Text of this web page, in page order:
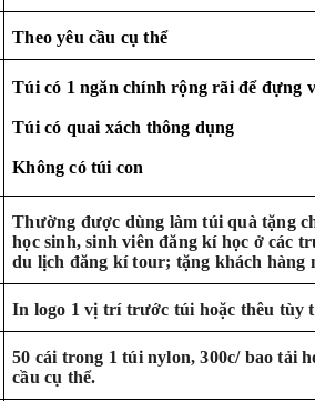
Theo yêu cầu cụ thể
Túi có 1 ngăn chính rộng rãi để đựng
Túi có quai xách thông dụng
Không có túi con
Thường được dùng làm túi quà tặng
học sinh, sinh viên đăng kí học ở các
du lịch đăng kí tour; tặng khách hàng
In logo 1 vị trí trước túi hoặc thêu tùy
50 cái trong 1 túi nylon, 300c/ bao tải
cầu cụ thể.